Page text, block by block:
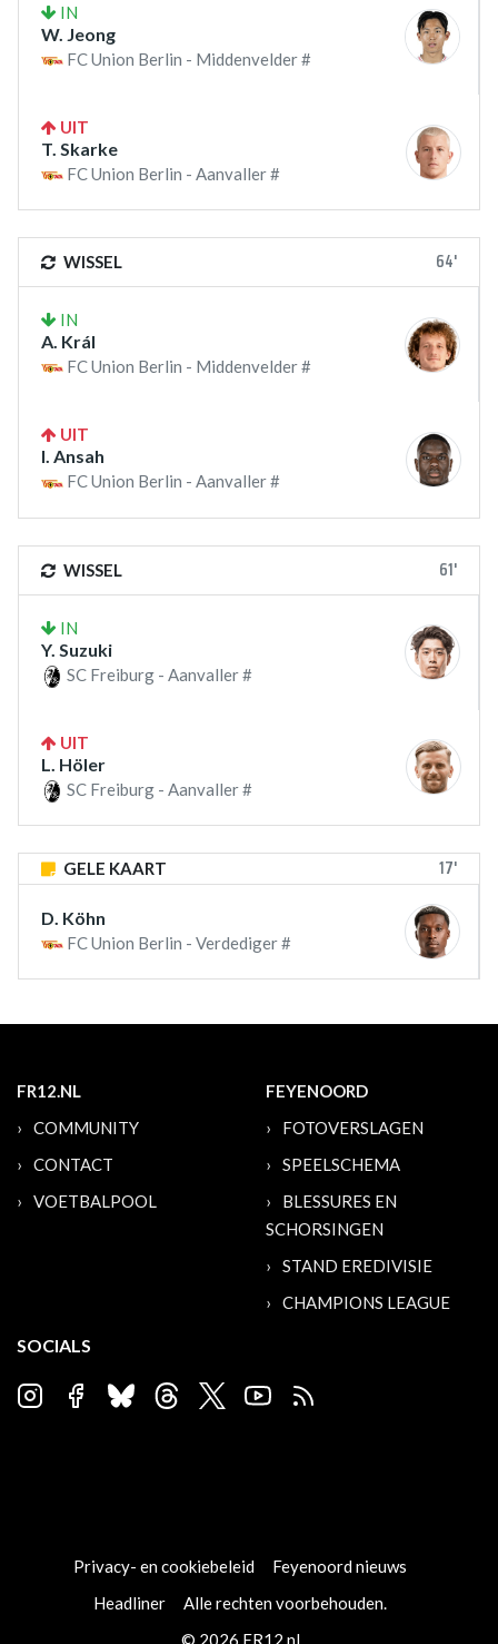
IN
W. Jeong
FC Union Berlin - Middenvelder #
UIT
T. Skarke
FC Union Berlin - Aanvaller #
WISSEL 64'
IN
A. Král
FC Union Berlin - Middenvelder #
UIT
I. Ansah
FC Union Berlin - Aanvaller #
WISSEL 61'
IN
Y. Suzuki
SC Freiburg - Aanvaller #
UIT
L. Höler
SC Freiburg - Aanvaller #
GELE KAART 17'
D. Köhn
FC Union Berlin - Verdediger #
FR12.NL
COMMUNITY
CONTACT
VOETBALPOOL
FEYENOORD
FOTOVERSLAGEN
SPEELSCHEMA
BLESSURES EN
SCHORSINGEN
STAND EREDIVISIE
CHAMPIONS LEAGUE
SOCIALS
Privacy- en cookiebeleid
Feyenoord nieuws
Headliner
Alle rechten voorbehouden.
© 2026 FR12.nl